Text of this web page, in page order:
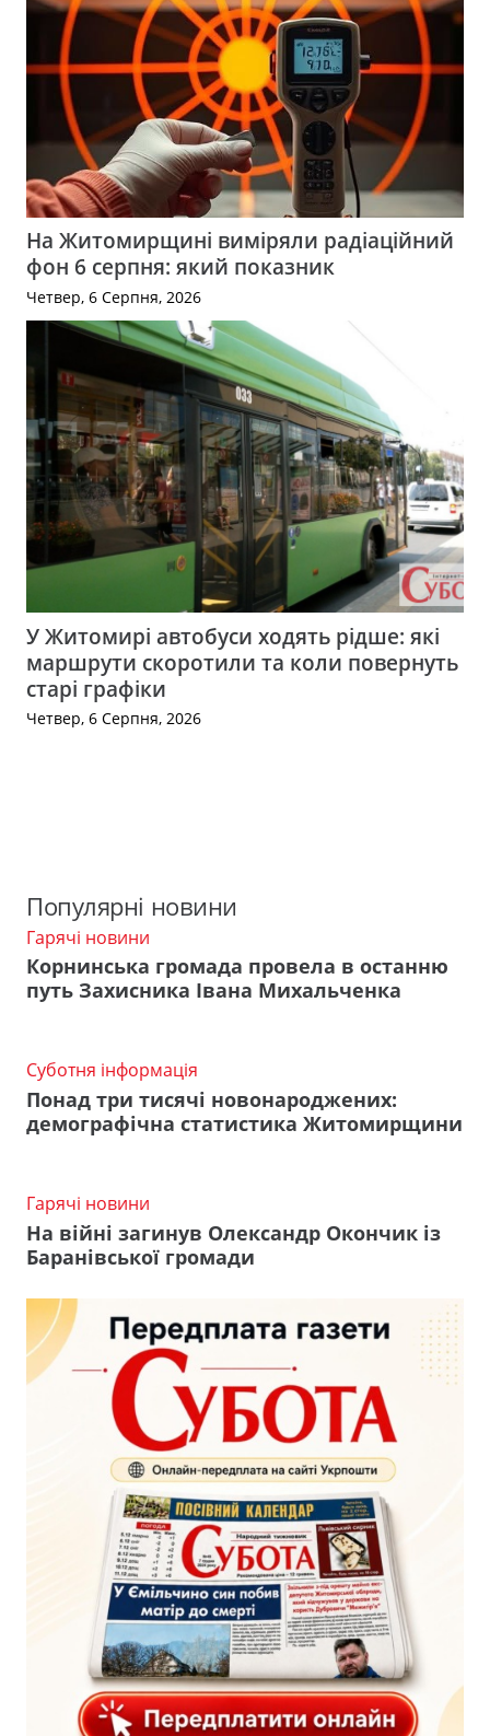
На Житомирщині виміряли радіаційний
фон 6 серпня: який показник
Четвер, 6 Серпня, 2026
У Житомирі автобуси ходять рідше: які
маршрути скоротили та коли повернуть
старі графіки
Четвер, 6 Серпня, 2026
Популярні новини
Гарячі новини
Корнинська громада провела в останню
путь Захисника Івана Михальченка
Суботня інформація
Понад три тисячі новонароджених:
демографічна статистика Житомирщини
Гарячі новини
На війні загинув Олександр Окончик із
Баранівської громади